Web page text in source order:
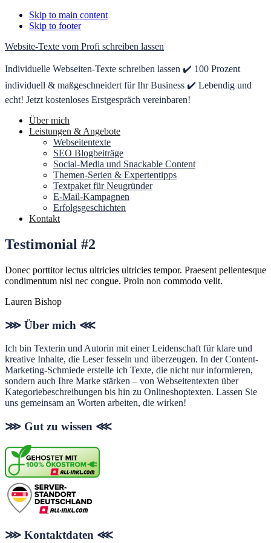
Skip to main content
Skip to footer
Website-Texte vom Profi schreiben lassen
Individuelle Webseiten-Texte schreiben lassen ✔️ 100 Prozent
individuell & maßgeschneidert für Ihr Business ✔️ Lebendig und
echt! Jetzt kostenloses Erstgespräch vereinbaren!
Über mich
Leistungen & Angebote
Webseitentexte
SEO Blogbeiträge
Social-Media und Snackable Content
Themen-Serien & Expertentipps
Textpaket für Neugründer
E-Mail-Kampagnen
Erfolgsgeschichten
Kontakt
Testimonial #2
Donec porttitor lectus ultricies ultricies tempor. Praesent pellentesque
condimentum nisl nec congue. Proin non commodo velit.
Lauren Bishop
Footer
⋙ Über mich ⋘
Ich bin Texterin und Autorin mit einer Leidenschaft für klare und
kreative Inhalte, die Leser fesseln und überzeugen. In der Content-
Marketing-Schmiede erstelle ich Texte, die nicht nur informieren,
sondern auch Ihre Marke stärken – von Webseitentexten über
Kategoriebeschreibungen bis hin zu Onlineshoptexten. Lassen Sie
uns gemeinsam an Worten arbeiten, die wirken!
⋙ Gut zu wissen ⋘
⋙ Kontaktdaten ⋘